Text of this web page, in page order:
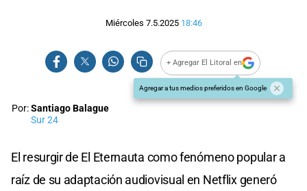
Miércoles 7.5.2025 18:46
+ Agregar El Litoral en
Agregar a tus medios preferidos en Google
Por:Santiago Balague
Sur 24
El resurgir de El Eternauta como fenómeno popular a
raíz de su adaptación audiovisual en Netflix generó